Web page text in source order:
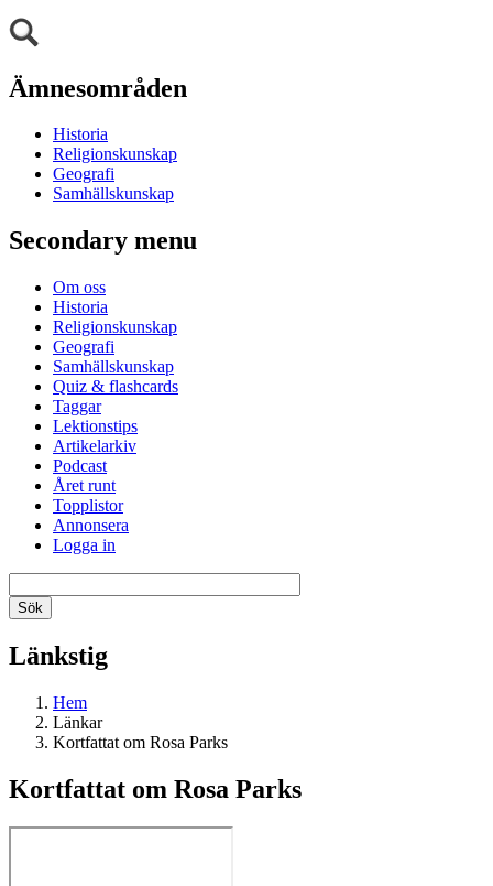
Ämnesområden
Historia
Religionskunskap
Geografi
Samhällskunskap
Secondary menu
Om oss
Historia
Religionskunskap
Geografi
Samhällskunskap
Quiz & flashcards
Taggar
Lektionstips
Artikelarkiv
Podcast
Året runt
Topplistor
Annonsera
Logga in
Länkstig
Hem
Länkar
Kortfattat om Rosa Parks
Kortfattat om Rosa Parks